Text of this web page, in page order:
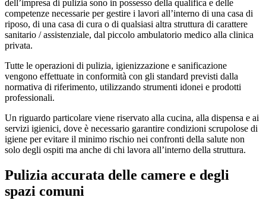
dell’impresa di pulizia sono in possesso della qualifica e delle
competenze necessarie per gestire i lavori all’interno di una casa di
riposo, di una casa di cura o di qualsiasi altra struttura di carattere
sanitario / assistenziale, dal piccolo ambulatorio medico alla clinica
privata.
Tutte le operazioni di pulizia, igienizzazione e sanificazione
vengono effettuate in conformità con gli standard previsti dalla
normativa di riferimento, utilizzando strumenti idonei e prodotti
professionali.
Un riguardo particolare viene riservato alla cucina, alla dispensa e ai
servizi igienici, dove è necessario garantire condizioni scrupolose di
igiene per evitare il minimo rischio nei confronti della salute non
solo degli ospiti ma anche di chi lavora all’interno della struttura.
Pulizia accurata delle camere e degli
spazi comuni